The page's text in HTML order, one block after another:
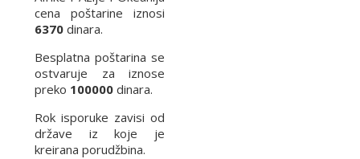
cena poštarine iznosi
6370 dinara.
Besplatna poštarina se
ostvaruje za iznose
preko 100000 dinara.
Rok isporuke zavisi od
države iz koje je
kreirana porudžbina.